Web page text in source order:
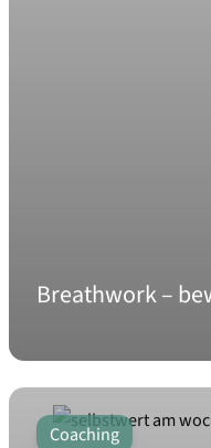
Breathwork –
Coaching